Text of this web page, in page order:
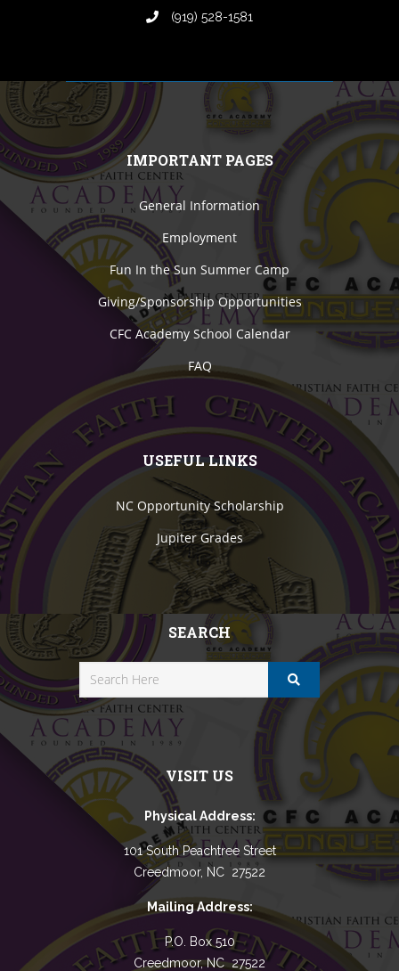
(919) 528-1581
IMPORTANT PAGES
General Information
Employment
Fun In the Sun Summer Camp
Giving/Sponsorship Opportunities
CFC Academy School Calendar
FAQ
USEFUL LINKS
NC Opportunity Scholarship
Jupiter Grades
SEARCH
VISIT US
Physical Address:
101 South Peachtree Street
Creedmoor, NC 27522
Mailing Address:
P.O. Box 510
Creedmoor, NC 27522